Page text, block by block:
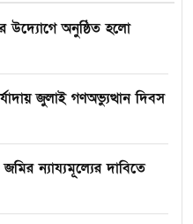
উদ্যোগে অনুষ্ঠিত হলো
জুলাই গণঅভ্যুত্থান দিবস
ন্যায্যমূল্যের দাবিতে